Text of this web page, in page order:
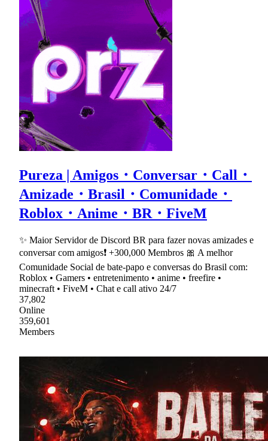
Pureza | Amigos・Conversar・Call・
Amizade・Brasil・Comunidade・
Roblox・Anime・BR・FiveM
✨ Maior Servidor de Discord BR para fazer novas amizades e
conversar com amigos❗ +300,000 Membros 🎀 A melhor
Comunidade Social de bate-papo e conversas do Brasil com:
Roblox • Gamers • entretenimento • anime • freefire •
minecraft • FiveM • Chat e call ativo 24/7
37,802
Online
359,601
Members